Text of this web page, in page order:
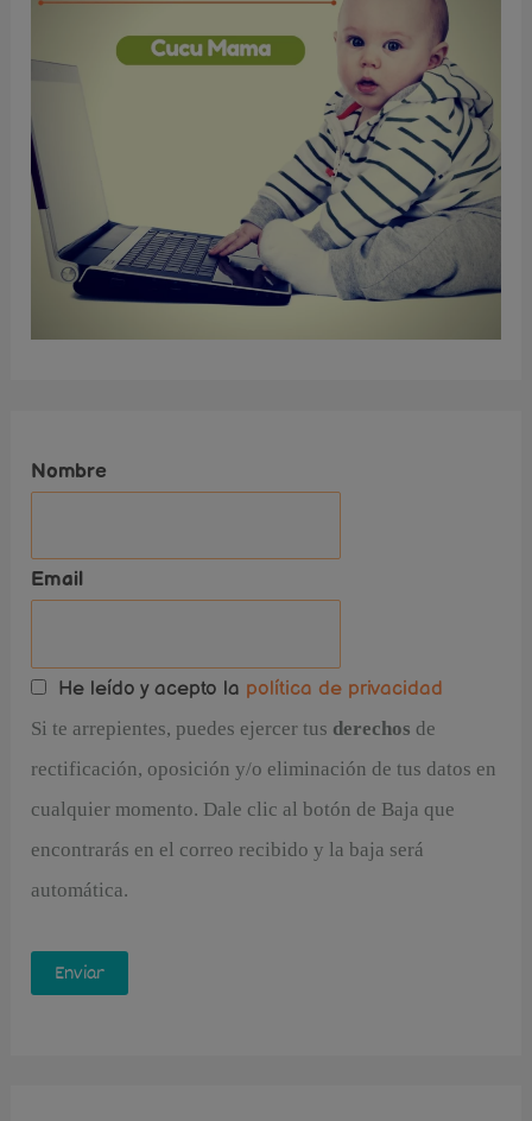
Nombre
Email
He leído y acepto la política de privacidad
Si te arrepientes, puedes ejercer tus derechos de
rectificación, oposición y/o eliminación de tus datos en
cualquier momento. Dale clic al botón de Baja que
encontrarás en el correo recibido y la baja será
automática.